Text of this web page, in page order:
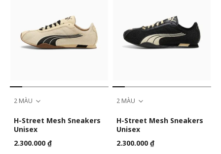
2 MÀU
H-Street Mesh Sneakers
Unisex
2.300.000 ₫
2 MÀU
H-Street Mesh Sneakers
Unisex
2.300.000 ₫